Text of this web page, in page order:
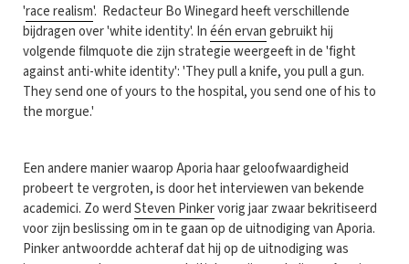
'race realism'. Redacteur Bo Winegard heeft verschillende
bijdragen over 'white identity'. Inéén ervangebruikt hij
volgende filmquote die zijn strategie weergeeft in de 'fight
against anti-white identity': 'They pull a knife, you pull a gun.
They send one of yours to the hospital, you send one of his to
the morgue.'
Een andere manier waarop Aporia haar geloofwaardigheid
probeert te vergroten, is door het interviewen van bekende
academici. Zo werdSteven Pinkervorig jaar zwaar bekritiseerd
voor zijn beslissing om in te gaan op de uitnodiging van Aporia.
Pinker antwoordde achteraf dat hij op de uitnodiging was